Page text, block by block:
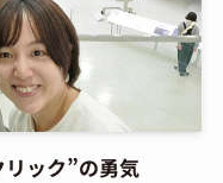
ック”の勇気